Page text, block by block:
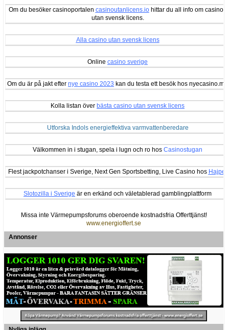
Om du besöker casinoportalen casinoutanlicens.iohittar du all info om casinon
utan svensk licens.
Alla casino utan svensk licens
Online casino sverige
Om du är på jakt efter nye casino 2023 kan du testa ett besök hos nyecasino.me
Kolla listan över bästa casino utan svensk licens
Utforska Indols energieffektiva varmvattenberedare
Välkommen in i stugan, spela i lugn och ro hos Casinostugan
Flest jackpotchanser i Sverige, Next Gen Sportsbetting, Live Casino hos Hajper
Slotozilla i Sverige är en erkänd och väletablerad gamblingplattform
Missa inte Värmepumpsforums oberoende kostnadsfria Offerttjänst!
www.energioffert.se
Annonser